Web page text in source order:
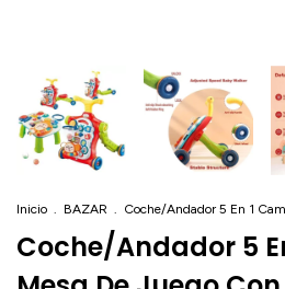
Inicio BAZAR Coche/Andador 5 En 1
Coche/Andador 5